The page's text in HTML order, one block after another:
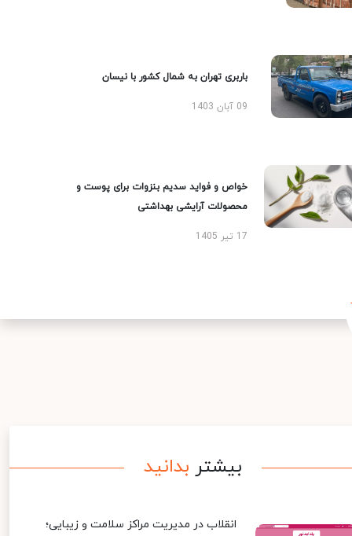
باربری تهران به شمال کشور با نیسان
09 آبان 1403
خواص و فواید سدیم بنزوات برای پوست و
محصولات آرایشی بهداشتی
17 تیر 1405
بیشتر بدانید
انقلاب در مدیریت مراکز سلامت و زیبایی؛